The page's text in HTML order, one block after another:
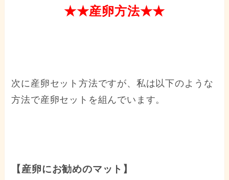
★★産卵方法★★
次に産卵セット方法ですが、私は以下のような
方法で産卵セットを組んでいます。
【産卵にお勧めのマット】